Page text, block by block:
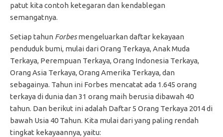
patut kita contoh ketegaran dan kendablegan
semangatnya.
Setiap tahun Forbesmengeluarkan daftar kekayaan
penduduk bumi, mulai dari Orang Terkaya, Anak Muda
Terkaya, Perempuan Terkaya, Orang Indonesia Terkaya,
Orang Asia Terkaya, Orang Amerika Terkaya, dan
sebagainya. Tahun ini Forbes mencatat ada 1.645 orang
terkaya di dunia dan 31 orang maih berusia dibawah 40
tahun. Dan berikut ini adalah Daftar 5 Orang Terkaya 2014 di
bawah Usia 40 Tahun. Kita mulai dari yang paling rendah
tingkat kekayaannya, yaitu: